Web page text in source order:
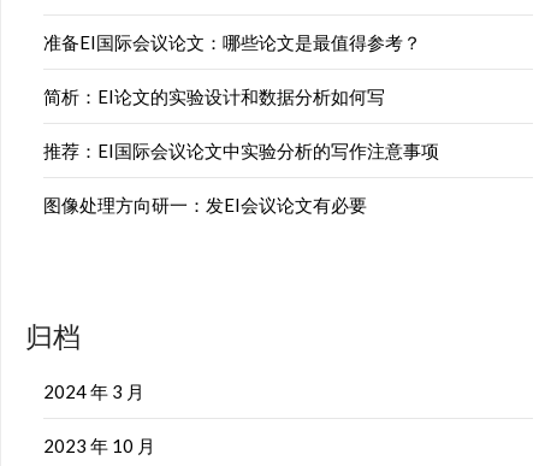
准备EI国际会议论文：哪些论文是最值得参考？
简析：EI论文的实验设计和数据分析如何写
推荐：EI国际会议论文中实验分析的写作注意事项
图像处理方向研一：发EI会议论文有必要
归档
2024 年 3 月
2023 年 10 月